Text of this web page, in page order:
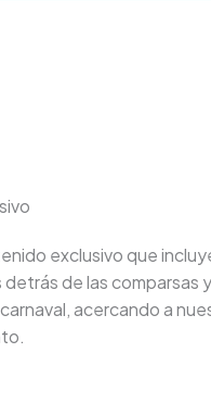
exclusivo que
de las comparsas
acercando a